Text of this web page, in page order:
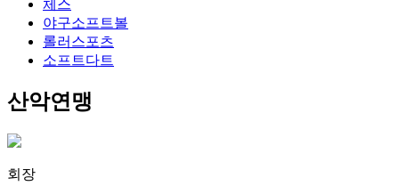
체스
야구소프트볼
롤러스포츠
소프트다트
산악연맹
회장